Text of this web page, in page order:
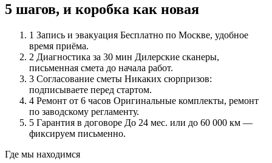
5 шагов, и коробка как новая
1 Запись и эвакуация Бесплатно по Москве, удобное
время приёма.
2 Диагностика за 30 мин Дилерские сканеры,
письменная смета до начала работ.
3 Согласование сметы Никаких сюрпризов:
подписываете перед стартом.
4 Ремонт от 6 часов Оригинальные комплекты, ремонт
по заводскому регламенту.
5 Гарантия в договоре До 24 мес. или до 60 000 км —
фиксируем письменно.
Где мы находимся